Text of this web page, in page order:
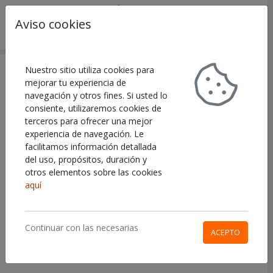
FOTO DNI
Referencia: LTSAFA51R
Tu foto para documentos oficiales/colegio/universidad.
De tamaño 32x26 mm.
12 fotos sobre papel de 10x15 cm (sin recortar)
A tener en cuenta que debe venir con fondo blanco,
encuadre y tamaño.
Impresión alta calidad sobre papel fotográfico
Aviso cookies
Nuestro sitio utiliza cookies para
mejorar tu experiencia de
navegación y otros fines. Si usted lo
consiente, utilizaremos cookies de
terceros para ofrecer una mejor
experiencia de navegación. Le
facilitamos información detallada
del uso, propósitos, duración y
otros elementos sobre las cookies
aquí
Continuar con las necesarias ACEPTO